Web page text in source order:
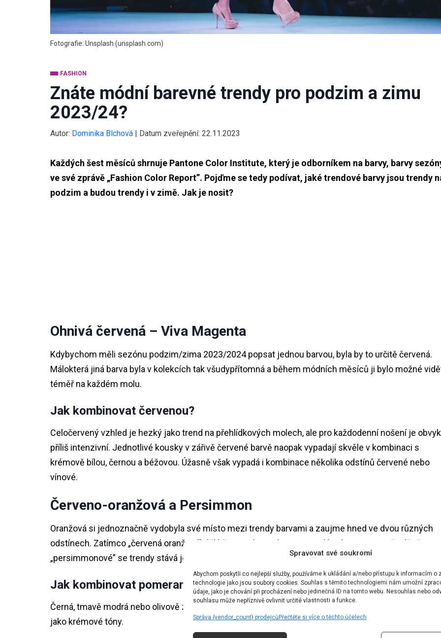
Spravovat své soukromí
Abychom poskytli co nejlepší služby, používáme k ukládání a/nebo přístupu k informacím o
technologie jako jsou soubory cookies. Souhlas s těmito technologiemi nám umožní
údaje, jako je chování při procházení nebo jedinečná ID na tomto webu. Nesouhlas nebo
souhlasu může nepříznivě ovlivnit určité vlastnosti a funkce.
Správa {vendor_count} prodejcůPřečtěte si více o těchto účelech
Fotografie: Unsplash (unsplash.com)
FASHION
Znáte módní barevné trendy pro podzim a zimu
2023/24?
Autor: Dominika Blchová | Datum zveřejnění: 22.11.2023
Každých šest měsíců shrnuje Pantone Color Institute, který je odborníkem na barvy, barvy
ve své zprávě „Fashion Color Report”. Pojďme se tedy podívat, jaké trendové barvy jsou trendy
podzim a budou trendy i v zimě. Jak je nosit?
Ohnivá červená – Viva Magenta
Kdybychom měli sezónu podzim/zima 2023/2024 popsat jednou barvou, byla by to určitě červená.
Málokterá jiná barva byla v kolekcích tak všudypřítomná a během módních měsíců ji bylo možné
téměř na každém molu.
Jak kombinovat červenou?
Celočervený vzhled je hezký jako trend na přehlídkových molech, ale pro každodenní nošení je
příliš intenzivní. Jednotlivé kousky v zářivě červené barvě naopak vypadají skvěle v kombinaci s
krémově bílou, černou a béžovou. Úžasně však vypadá i kombinace několika odstínů červené nebo
vínové.
Červeno-oranžová a Persimmon
Oranžová si jednoznačně vydobyla své místo mezi trendy barvami a zaujme hned ve dvou různých
odstínech. Zatímco „červená oranžová” dělá čest svému názvu a vypadá velmi intenzivně zářivě, u
„persimmonové” se trendy stává jemnější, téměř korálový odstín.
Jak kombinovat pomerančovou?
Černá, tmavě modrá nebo olivově zelená budou pro oranžovou stejně vděčnými stylovými partnery
jako krémové tóny.